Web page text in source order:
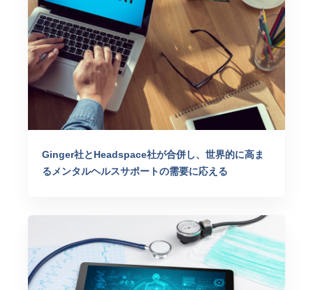
Ginger社とHeadspace社が合併し、世界的に高ま
るメンタルヘルスサポートの需要に応える